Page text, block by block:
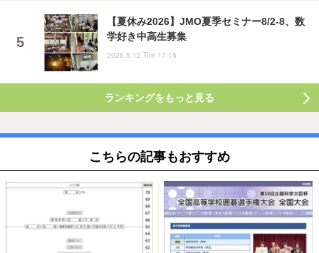
【夏休み2026】JMO夏季セミナー8/2-8、数
学好き中高生募集
2026.5.12 Tue 17:15
ランキングをもっと見る
こちらの記事もおすすめ